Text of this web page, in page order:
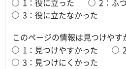
1：役に立った
2：ふ
3：役に立たなかった
このページの情報は見つけやす
1：見つけやすかった
3：見つけにくかった